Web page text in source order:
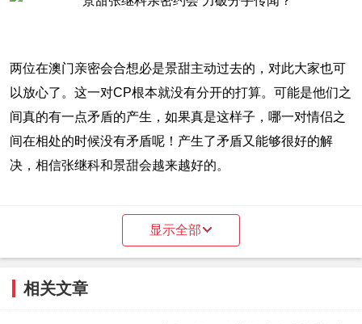
两位在澳门亲密会合想必是景甜主动过去的，对此大家也可
以放心了。这一对CP根本就没有分开的打算。可能是他们之
间真的有一点矛盾的产生，如果真是这样子，哪一对情侣之
间在相处的时候没有矛盾呢！产生了矛盾又能够很好的解
决，相信张继科和景甜会越来越好的。
张继科是一个大直男，而景甜又有着小女和的心思，再加上
显示全部
相关文章